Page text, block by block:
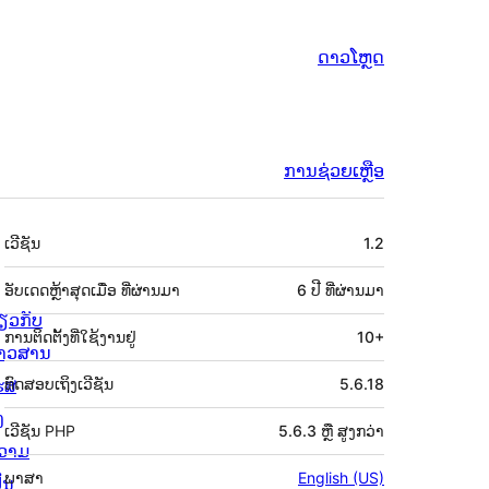
ດາວໂຫຼດ
ການຊ່ວຍເຫຼືອ
ຂໍ້ມູນ
ກຳກັບ
(Meta)
ເວີຊັນ 1.2
ອັບເດດຫຼ້າສຸດເມື່ອ 6 ປີ ທີ່ຜ່ານມາ
ທີ່ຜ່ານມາ
ການຕິດຕັ້ງທີ່ໃຊ້ງານຢູ່ 10+
ທົດສອບເຖິງເວີຊັນ 5.6.18
ເວີຊັນ PHP 5.6.3 ຫຼື ສູງກວ່າ
ພາສາ English (US)
ວກັບ
ວສານ
ສ
າມ
ນ